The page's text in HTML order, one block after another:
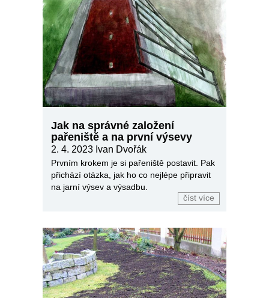
Jak na správné založení
pařeniště a na první výsevy
2. 4. 2023 Ivan Dvořák
Prvním krokem je si pařeniště postavit. Pak
přichází otázka, jak ho co nejlépe připravit
na jarní výsev a výsadbu.
číst více